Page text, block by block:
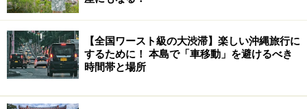
区景観協定」を結んだことに始まります。大城区は、人
口わずか300人あまりの小さな集落です。
【全国ワースト級の大渋滞】楽しい沖縄旅行に
するために！ 本島で「車移動」を避けるべき
時間帯と場所